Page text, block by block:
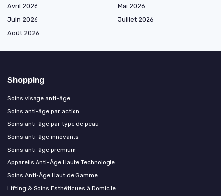
Avril 2026
Mai 2026
Juin 2026
Juillet 2026
Août 2026
Shopping
Soins visage anti-âge
Soins anti-âge par action
Soins anti-âge par type de peau
Soins anti-âge innovants
Soins anti-âge premium
Appareils Anti-Âge Haute Technologie
Soins Anti-Âge Haut de Gamme
Lifting & Soins Esthétiques à Domicile